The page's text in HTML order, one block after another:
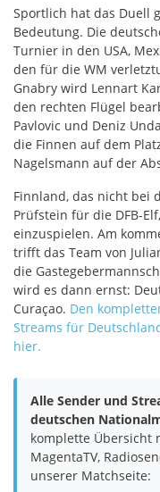
Sportlich hat das Duell
Bedeutung. Die
Turnier in den USA,
den für die WM
Gnabry wird Lennart
den rechten Flügel
Pavlovic und Deniz
die Finnen auf dem
Nagelsmann auf der
Finnland, das nicht bei
Prüfstein für die DFB-
einzuspielen. Am
trifft das Team von
die
wird es dann ernst:
Curaçao. Den
Streams für
hier.
Alle Sender und
deutschen
komplette Übersicht
MagentaTV,
unserer Matchseite: